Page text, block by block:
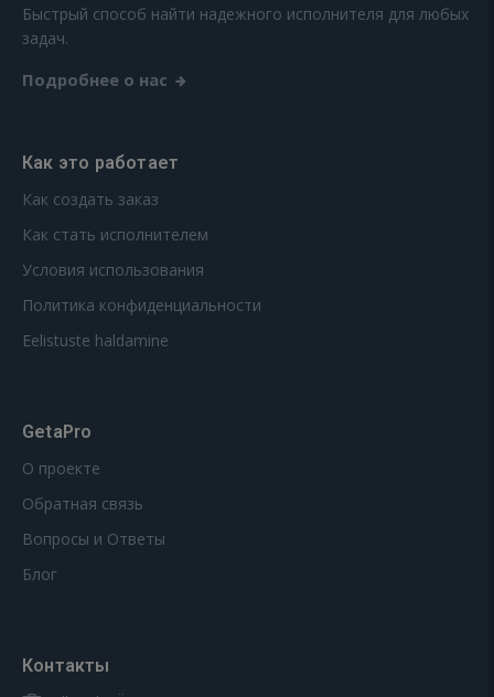
Быстрый способ найти надежного исполнителя для любых
задач.
Подробнее о нас
Как это работает
Как создать заказ
Как стать исполнителем
Условия использования
Политика конфиденциальности
Eelistuste haldamine
GetaPro
О проекте
Обратная связь
Вопросы и Ответы
Блог
Контакты